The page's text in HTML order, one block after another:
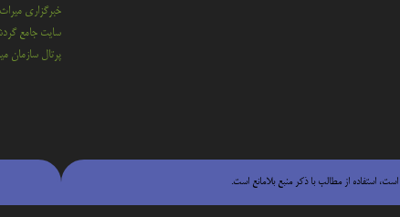
خبرگزاری
سايت جامع
پرتال سازمان